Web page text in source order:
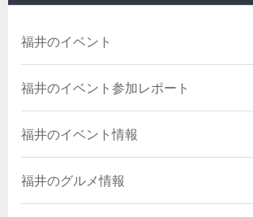
福井のイベント
福井のイベント参加レポート
福井のイベント情報
福井のグルメ情報